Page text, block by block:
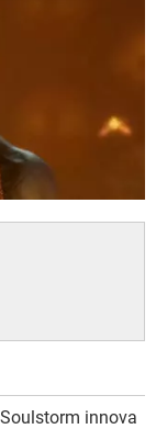
innova